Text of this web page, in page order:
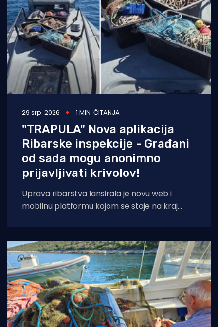
29 srp. 2026 1 MIN. ČITANJA
"TRAPULA" Nova aplikacija
Ribarske inspekcije - Građani
od sada mogu anonimno
prijavljivati krivolov!
Uprava ribarstva lansirala je novu web i
mobilnu platformu kojom se staje na kraj